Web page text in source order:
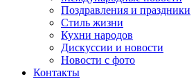
Поздравления и праздники
Cтиль жизни
Кухни народов
Дискуссии и новости
Новости с фото
Контакты